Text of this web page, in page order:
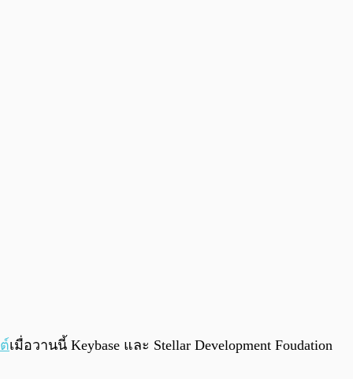
0:00
เมื่อวานนี้ Keybase และ Stellar Development Foudation